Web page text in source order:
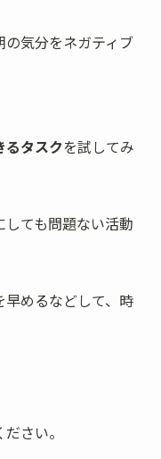
気分をネガティブ
るタスクを試してみ
ても問題ない活動
めるなどして、時
さい。